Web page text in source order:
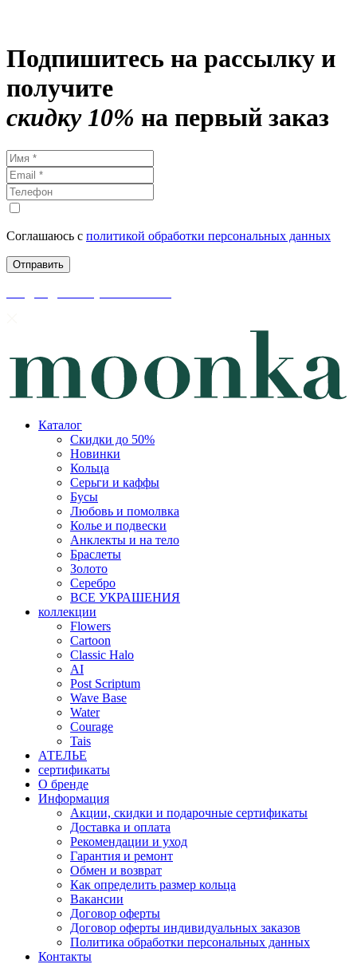
Подпишитесь на рассылку и
получите
скидку 10% на первый заказ
Соглашаюсь с политикой обработки персональных данных
Каталог
Скидки до 50%
Новинки
Кольца
Серьги и каффы
Бусы
Любовь и помолвка
Колье и подвески
Анклекты и на тело
Браслеты
Золото
Серебро
ВСЕ УКРАШЕНИЯ
коллекции
Flowers
Cartoon
Classic Halo
AI
Post Scriptum
Wave Base
Water
Courage
Tais
АТЕЛЬЕ
сертификаты
О бренде
Информация
Акции, скидки и подарочные сертификаты
Доставка и оплата
Рекомендации и уход
Гарантия и ремонт
Обмен и возврат
Как определить размер кольца
Вакансии
Договор оферты
Договор оферты индивидуальных заказов
Политика обработки персональных данных
Контакты